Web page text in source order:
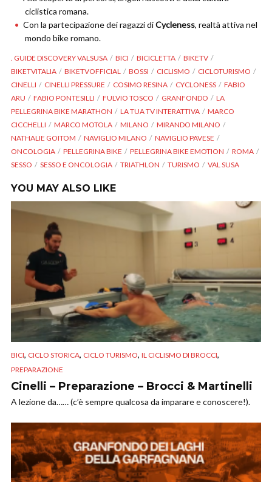
ciclistica romana.
Con la partecipazione dei ragazzi diCycleness, realtà attiva nel
mondo bike romano.
. GUIDE DISCOVERY VALSUSA BICI BICICLETTA
BIKETV
BIKETVITALIA
BIKETVOFFICIAL BOSSI CICLISMO
CICLOTURISMO
CINELLI
CINELLI PRESSURE COSIMO RESINA CYCLONESS
FABIO
ARU
FABIO PONTESILLI FULVIO TOSCO GRANFONDO
LA
PELLEGRINA BIKE MARATHON
LA TUA TV INTERATTIVA
MARCO
CICCHELLI
MARCO MOTOLA MILANO
MIRANDO MILANO
NATHALIE GOITOM
NAVIGLIO MILANO
NAVIGLIO PAVESE
ONCOLOGIA
PELLEGRINA BIKE PELLEGRINA BIKE EMOTION
ROMA
SESSO
SESSO E ONCOLOGIA TRIATHLON TURISMO VAL SUSA
YOU MAY ALSO LIKE
BICI, CICLO STORICA, CICLO TURISMO, IL CICLISMO DI BROCCI,
PREPARAZIONE
Cinelli – Preparazione – Brocci & Martinelli
A lezione da…… (c’è sempre qualcosa da imparare e conoscere!).